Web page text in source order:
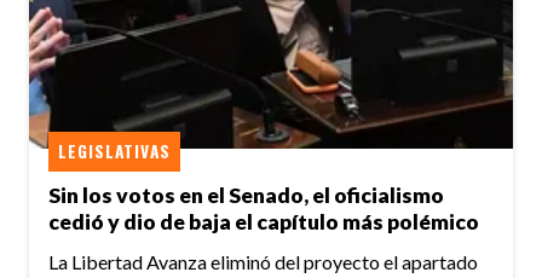
Sin los votos en el Senado, el oficialismo
cedió y dio de baja el capítulo más polémico
LEGISLATIVAS
La Libertad Avanza eliminó del proyecto el apartado